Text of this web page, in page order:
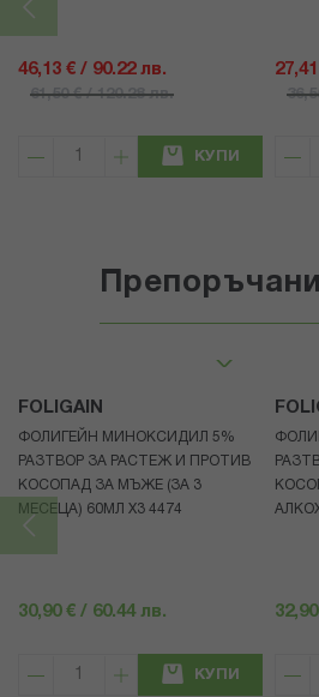
46,13 € / 90.22 лв.
61,50 € / 120.28 лв.
КУПИ
FOLIGAIN
ФОЛИГЕЙН МИНОКСИДИЛ 5%
РАЗТВОР ЗА РАСТЕЖ И ПРОТИВ
КОСОПАД ЗА МЪЖЕ (ЗА 3
МЕСЕЦА) 60МЛ X3 4474
30,90 € / 60.44 лв.
КУПИ